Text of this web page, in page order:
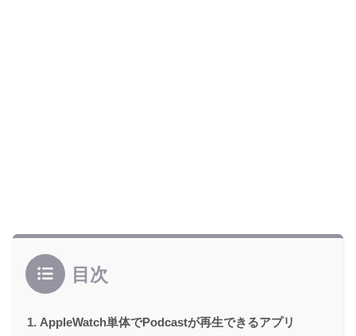
目次
AppleWatch単体でPodcastが再生できるアプリ